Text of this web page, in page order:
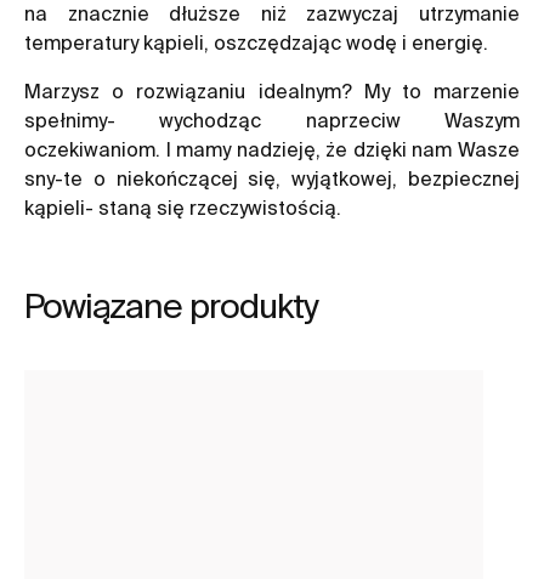
na znacznie dłuższe niż zazwyczaj utrzymanie
temperatury kąpieli, oszczędzając wodę i energię.
Marzysz o rozwiązaniu idealnym? My to marzenie
spełnimy- wychodząc naprzeciw Waszym
oczekiwaniom. I mamy nadzieję, że dzięki nam Wasze
sny-te o niekończącej się, wyjątkowej, bezpiecznej
kąpieli- staną się rzeczywistością.
Powiązane produkty